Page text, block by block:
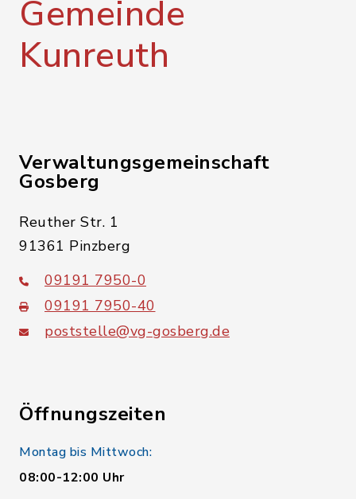
Gemeinde
Kunreuth
Verwaltungsgemeinschaft
Gosberg
Reuther Str. 1
91361 Pinzberg
09191 7950-0
09191 7950-40
poststelle@vg-gosberg.de
Öffnungszeiten
Montag bis Mittwoch:
08:00-12:00 Uhr